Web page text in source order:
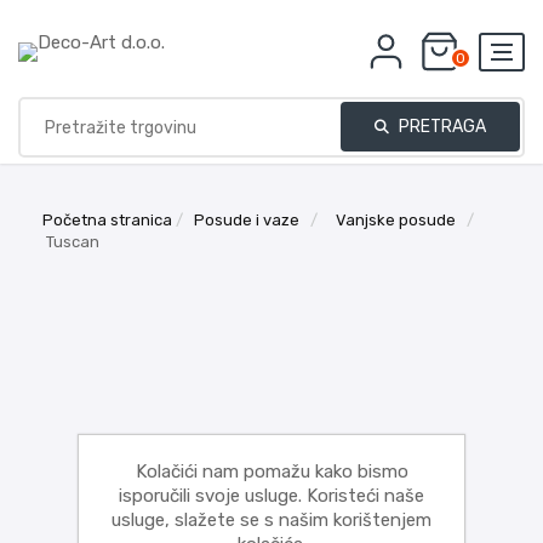
0
PRETRAGA
Početna stranica / Posude i vaze / Vanjske posude
/
Tuscan
Kolačići nam pomažu kako bismo
isporučili svoje usluge. Koristeći naše
usluge, slažete se s našim korištenjem